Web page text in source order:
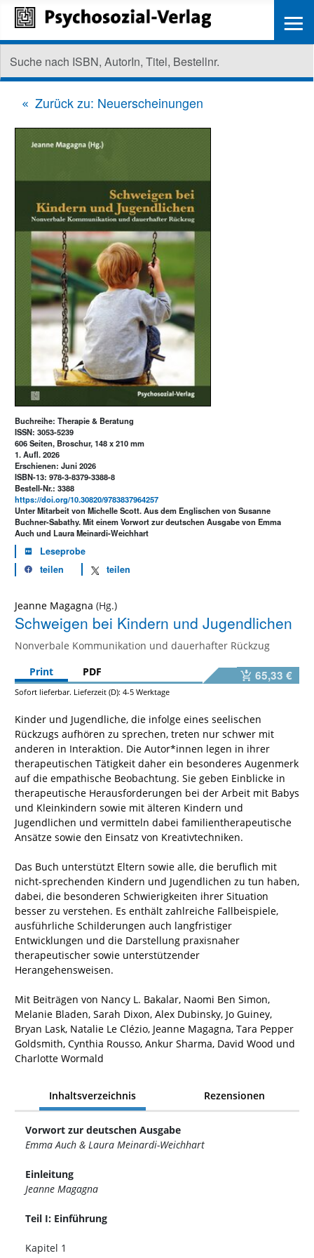
Zurück zu: Neuerscheinungen
Buchreihe: Therapie & Beratung
ISSN: 3053-5239
606 Seiten, Broschur, 148 x 210 mm
1. Aufl. 2026
Erschienen: Juni 2026
ISBN-13: 978-3-8379-3388-8
Bestell-Nr.: 3388
https://doi.org/10.30820/9783837964257
Unter Mitarbeit von Michelle Scott. Aus dem Englischen von Susanne
Buchner-Sabathy. Mit einem Vorwort zur deutschen Ausgabe von Emma
Auch und Laura Meinardi-Weichhart
Leseprobe
teilen
teilen
Jeanne Magagna
Schweigen bei Kindern und Jugendlichen
Nonverbale Kommunikation und dauerhafter Rückzug
Print
PDF 65,33 €
Sofort lieferbar. Lieferzeit (D): 4-5 Werktage
Kinder und Jugendliche, die infolge eines seelischen
Rückzugs aufhören zu sprechen, treten nur schwer mit
anderen in Interaktion. Die Autor*innen legen in ihrer
therapeutischen Tätigkeit daher ein besonderes Augenmerk
auf die empathische Beobachtung. Sie geben Einblicke in
therapeutische Herausforderungen bei der Arbeit mit Babys
und Kleinkindern sowie mit älteren Kindern und
Jugendlichen und vermitteln dabei familientherapeutische
Ansätze sowie den Einsatz von Kreativtechniken.
Das Buch unterstützt Eltern sowie alle, die beruflich mit
nicht-sprechenden Kindern und Jugendlichen zu tun haben,
dabei, die besonderen Schwierigkeiten ihrer Situation
besser zu verstehen. Es enthält zahlreiche Fallbeispiele,
ausführliche Schilderungen auch langfristiger
Entwicklungen und die Darstellung praxisnaher
therapeutischer sowie unterstützender
Herangehensweisen.
Mit Beiträgen von Nancy L. Bakalar, Naomi Ben Simon,
Melanie Bladen, Sarah Dixon, Alex Dubinsky, Jo Guiney,
Bryan Lask, Natalie Le Clézio, Jeanne Magagna, Tara Pepper
Goldsmith, Cynthia Rousso, Ankur Sharma, David Wood und
Charlotte Wormald
Inhaltsverzeichnis Rezensionen
Vorwort zur deutschen Ausgabe
Emma Auch & Laura Meinardi-Weichhart
Einleitung
Jeanne Magagna
Teil I: Einführung
Kapitel 1
≡